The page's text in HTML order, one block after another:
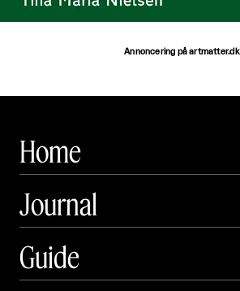
Annoncering på artmatter.dk
Home
Journal
Guide